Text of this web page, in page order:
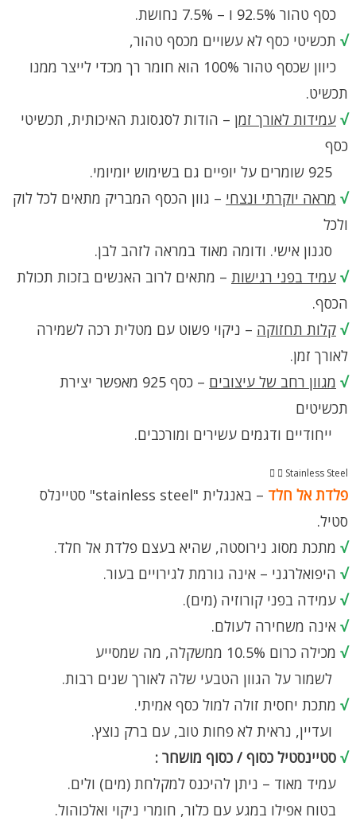
כסף טהור 92.5% ו – 7.5% נחושת.
√ תכשיטי כסף לא עשויים מכסף טהור,
כיוון שכסף טהור 100% הוא חומר רך מכדי לייצר ממנו
תכשיט.
√ עמידות לאורך זמן – הודות לסגסוגת האיכותית, תכשיטי
כסף
√ מראה יוקרתי ונצחי – גוון הכסף המבריק מתאים לכל לוק
ולכל
סגנון אישי. ודומה מאוד במראה לזהב לבן.
√ עמיד בפני רגישות – מתאים לרוב האנשים בזכות תכולת
הכסף.
√ קלות תחזוקה – ניקוי פשוט עם מטלית רכה לשמירה
לאורך זמן.
√ מגוון רחב של עיצובים
– כסף 925 מאפשר יצירת
תכשיטים
ייחודיים ודגמים עשירים ומורכבים.
Stainless Steel
פלדת אל חלד
– באנגלית "stainless steel" סטיינלס
סטיל.
√ מתכת מסוג נירוסטה, שהיא בעצם פלדת אל חלד.
√ היפואלרגני – אינה גורמת לגירויים בעור.
√ עמידה בפני קורוזיה (מים).
√ אינה משחירה לעולם.
√ מכילה כרום 10.5% ממשקלה, מה שמסייע
לשמור על הגוון הטבעי שלה לאורך שנים רבות.
√ מתכת יחסית זולה למול כסף אמיתי.
ועדיין, נראית לא פחות טוב, עם ברק נוצץ.
√ סטיינסטיל כסוף / כסוף מושחר :
עמיד מאוד – ניתן להיכנס למקלחת (מים) ולים.
בטוח אפילו במגע עם כלור, חומרי ניקוי ואלכוהול.